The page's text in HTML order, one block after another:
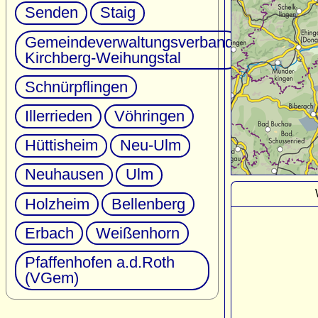
Senden
Staig
Gemeindeverwaltungsverband
Kirchberg-Weihungstal
Schnürpflingen
Illerrieden
Vöhringen
Hüttisheim
Neu-Ulm
Neuhausen
Ulm
Holzheim
Bellenberg
Erbach
Weißenhorn
Pfaffenhofen a.d.Roth
(VGem)